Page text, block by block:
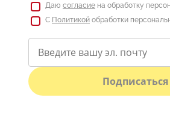
Даю согласие на обработку
С Политикой обработки
Подписаться